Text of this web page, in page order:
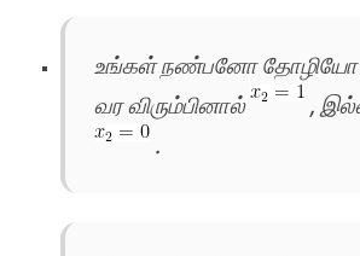
உங்கள் நண்பனோ தோழியோ
வர விரும்பினால்
,
.